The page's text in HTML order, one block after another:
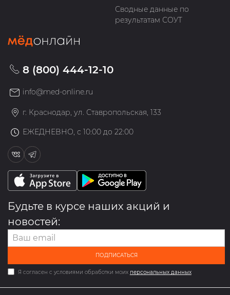
Сводные данные по
результатам СОУТ
8 (800) 444-12-10
info@med-online.ru
г. Краснодар, ул. Ставропольская, 133
ЕЖЕДНЕВНО, с 10:00 до 22:00
Будьте в курсе наших акций и
новостей:
ПОДПИСАТЬСЯ
Я согласен с условиями обработки моих персональных данных